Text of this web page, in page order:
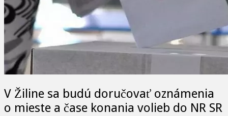
V Žiline sa budú doručovať oznámenia
o mieste a čase konania volieb do NR SR